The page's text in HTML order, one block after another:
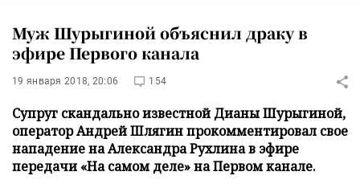
Муж Шурыгиной объяснил драку в
эфире Первого канала
19 января 2018, 20:06 154
Супруг скандально известной Дианы Шурыгиной,
оператор Андрей Шлягин прокомментировал свое
нападение на Александра Рухлина в эфире
передачи «На самом деле» на Первом канале.